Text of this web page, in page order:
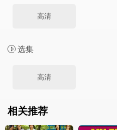
高清
选集
高清
相关推荐